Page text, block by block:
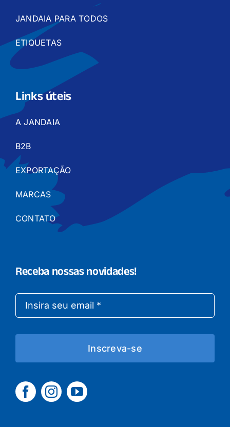
JANDAIA PARA TODOS
ETIQUETAS
Links úteis
A JANDAIA
B2B
EXPORTAÇÃO
MARCAS
CONTATO
Receba nossas novidades!
Inscreva-se